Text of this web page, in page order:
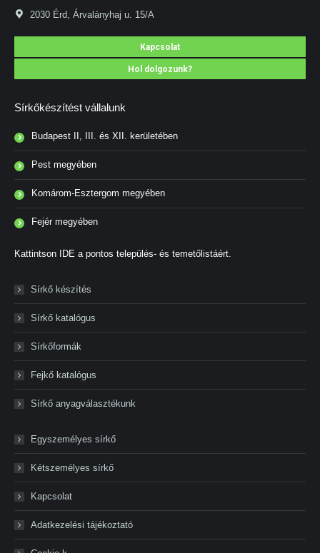
2030 Érd, Árvalányhaj u. 15/A
Kapcsolat
Hol dolgozunk?
Sírkőkészítést vállalunk
Budapest II, III. és XII. kerületében
Pest megyében
Komárom-Esztergom megyében
Fejér megyében
Kattintson IDE a pontos település- és temetőlistáért.
Sírkő készítés
Sírkő katalógus
Sírkőformák
Fejkő katalógus
Sírkő anyagválasztékunk
Egyszemélyes sírkő
Kétszemélyes sírkő
Kapcsolat
Adatkezelési tájékoztató